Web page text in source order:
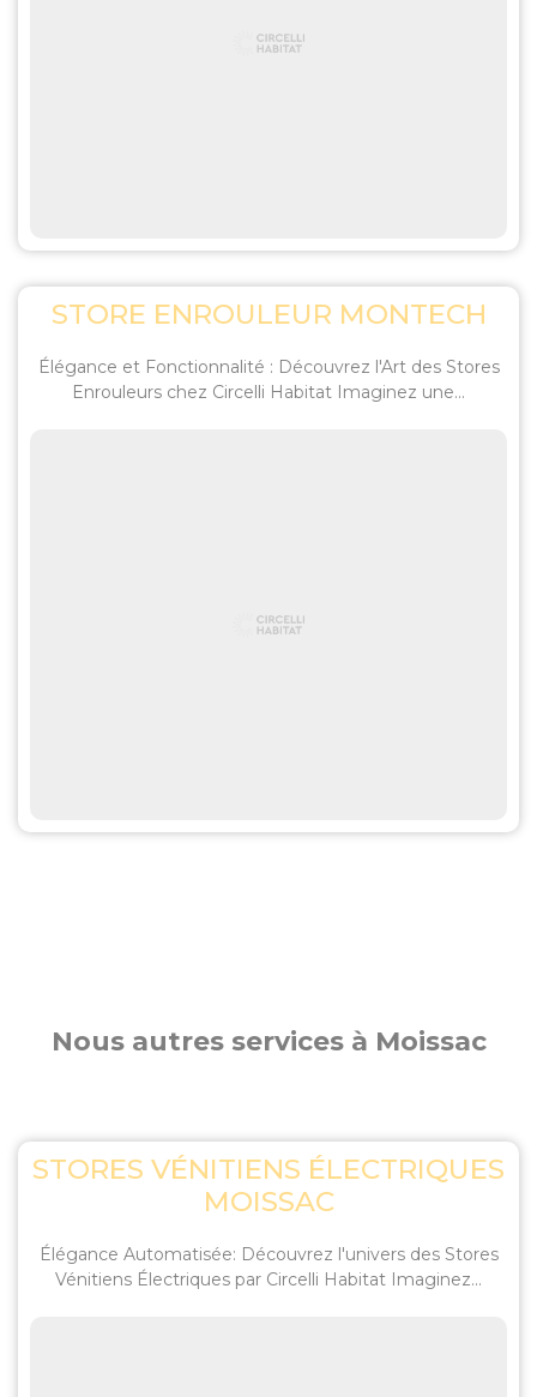
STORE ENROULEUR MONTECH
Élégance et Fonctionnalité : Découvrez l'Art des Stores
Enrouleurs chez Circelli Habitat Imaginez une...
Nous autres services à Moissac
STORES VÉNITIENS ÉLECTRIQUES
MOISSAC
Élégance Automatisée: Découvrez l'univers des Stores
Vénitiens Électriques par Circelli Habitat Imaginez...